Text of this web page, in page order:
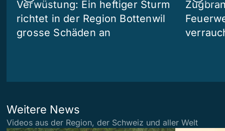
Verwüstung: Ein heftiger Sturm
richtet in der Region Bottenwil
grosse Schäden an
Weitere News
Videos aus der Region, der Schweiz und aller Welt